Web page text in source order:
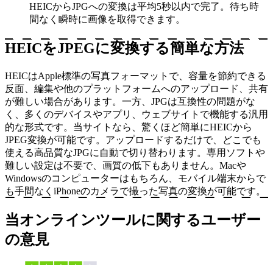
HEICからJPGへの変換は平均5秒以内で完了。待ち時
間なく瞬時に画像を取得できます。
HEICをJPEGに変換する簡単な方法
HEICはApple標準の写真フォーマットで、容量を節約できる
反面、編集や他のプラットフォームへのアップロード、共有
が難しい場合があります。一方、JPGは互換性の問題がな
く、多くのデバイスやアプリ、ウェブサイトで機能する汎用
的な形式です。当サイトなら、驚くほど簡単にHEICから
JPEG変換が可能です。アップロードするだけで、どこでも
使える高品質なJPGに自動で切り替わります。専用ソフトや
難しい設定は不要で、画質の低下もありません。Macや
Windowsのコンピューターはもちろん、モバイル端末からで
も手間なくiPhoneのカメラで撮った写真の変換が可能です。
当オンラインツールに関するユーザー
の意見